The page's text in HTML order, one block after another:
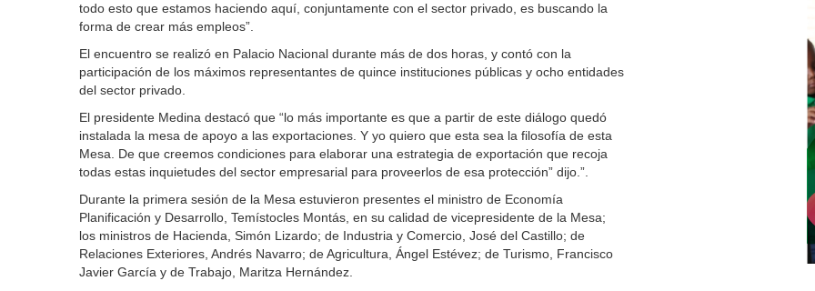
todo esto que estamos haciendo aquí, conjuntamente con el sector privado, es buscando la
forma de crear más empleos”.
El encuentro se realizó en Palacio Nacional durante más de dos horas, y contó con la
participación de los máximos representantes de quince instituciones públicas y ocho entidades
del sector privado.
El presidente Medina destacó que “lo más importante es que a partir de este diálogo quedó
instalada la mesa de apoyo a las exportaciones. Y yo quiero que esta sea la filosofía de esta
Mesa. De que creemos condiciones para elaborar una estrategia de exportación que recoja
todas estas inquietudes del sector empresarial para proveerlos de esa protección” dijo.”.
Durante la primera sesión de la Mesa estuvieron presentes el ministro de Economía
Planificación y Desarrollo, Temístocles Montás, en su calidad de vicepresidente de la Mesa;
los ministros de Hacienda, Simón Lizardo; de Industria y Comercio, José del Castillo; de
Relaciones Exteriores, Andrés Navarro; de Agricultura, Ángel Estévez; de Turismo, Francisco
Javier García y de Trabajo, Maritza Hernández.